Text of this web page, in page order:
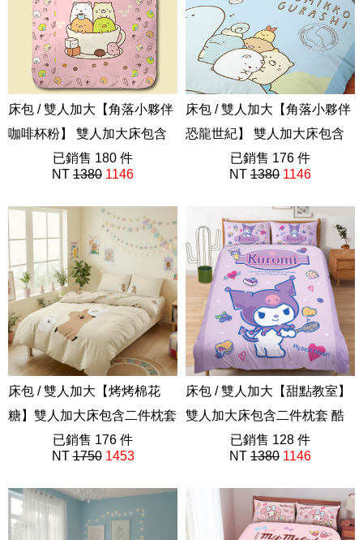
床包 / 雙人加大【角落小夥伴
咖啡杯粉】 雙人加大床包含
二件枕套 角落生物
ABE201
已銷售 180 件
NT 1380 1146
床包 / 雙人加大【角落小夥伴
恐龍世紀】 雙人加大床包含
二件枕套 角落生物
ABE201
已銷售 176 件
NT 1380 1146
床包 / 雙人加大【烤烤棉花
糖】雙人加大床包含二件枕套
55%天絲 呆萌町 Dinotaeng
ABF101
已銷售 176 件
NT1750 1453
床包 / 雙人加大【甜點教室】
雙人加大床包含二件枕套 酷
洛米 三麗鷗
ABE201
已銷售 128 件
NT 1380 1146